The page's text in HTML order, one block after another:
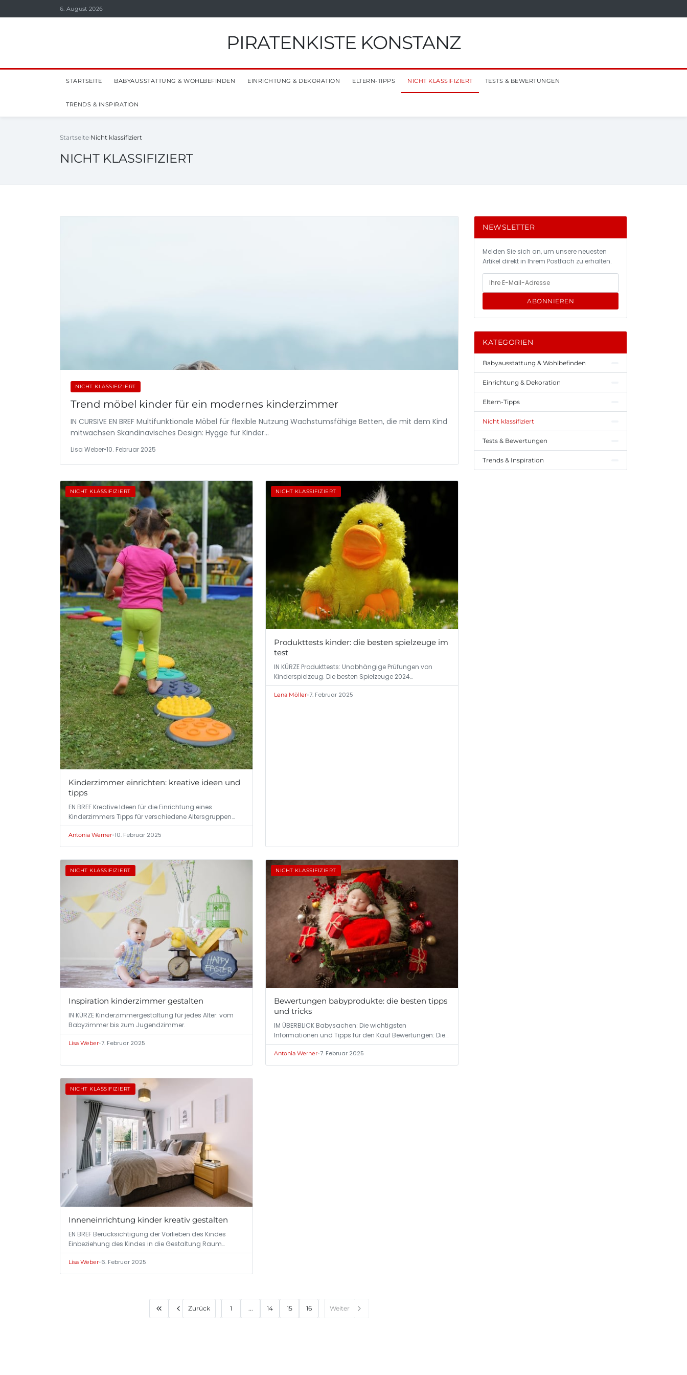
6. August 2026
PIRATENKISTE KONSTANZ
STARTSEITE BABYAUSSTATTUNG & WOHLBEFINDEN EINRICHTUNG & DEKORATION ELTERN-TIPPS NICHT KLASSIFIZIERT TESTS & BEWERTUNGEN
TRENDS & INSPIRATION
Startseite Nicht klassifiziert
NICHT KLASSIFIZIERT
NICHT KLASSIFIZIERT
Trend möbel kinder für ein modernes kinderzimmer
IN CURSIVE EN BREF Multifunktionale Möbel für flexible Nutzung Wachstumsfähige Betten, die mit dem Kind
mitwachsen Skandinavisches Design: Hygge für Kinder…
Lisa Weber•10. Februar 2025
NICHT KLASSIFIZIERT
Kinderzimmer einrichten: kreative ideen und
tipps
EN BREF Kreative Ideen für die Einrichtung eines
Kinderzimmers Tipps für verschiedene Altersgruppen…
Antonia Werner•10. Februar 2025
NICHT KLASSIFIZIERT
Produkttests kinder: die besten spielzeuge im
test
IN KÜRZE Produkttests: Unabhängige Prüfungen von
Kinderspielzeug. Die besten Spielzeuge 2024…
Lena Möller•7. Februar 2025
NICHT KLASSIFIZIERT
Inspiration kinderzimmer gestalten
IN KÜRZE Kinderzimmergestaltung für jedes Alter: vom
Babyzimmer bis zum Jugendzimmer.
Lisa Weber•7. Februar 2025
NICHT KLASSIFIZIERT
Bewertungen babyprodukte: die besten tipps
und tricks
IM ÜBERBLICK Babysachen: Die wichtigsten
Informationen und Tipps für den Kauf Bewertungen: Die…
Antonia Werner•7. Februar 2025
NICHT KLASSIFIZIERT
Inneneinrichtung kinder kreativ gestalten
EN BREF Berücksichtigung der Vorlieben des Kindes
Einbeziehung des Kindes in die Gestaltung Raum…
Lisa Weber•6. Februar 2025
Zurück 1 ... 14 15 16 Weiter
NEWSLETTER
Melden Sie sich an, um unsere neuesten
Artikel direkt in Ihrem Postfach zu erhalten.
ABONNIEREN
KATEGORIEN
Babyausstattung & Wohlbefinden
Einrichtung & Dekoration
Eltern-Tipps
Nicht klassifiziert
Tests & Bewertungen
Trends & Inspiration